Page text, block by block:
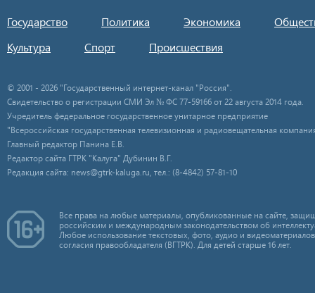
Государство Политика Экономика
Культура
Спорт Происшествия
© 2001 - 2026 "Государственный интернет-канал "Россия".
Свидетельство о регистрации СМИ Эл № ФС 77-59166 от 22 августа 2014 года.
Учредитель федеральное государственное унитарное предприятие
"Всероссийская государственная телевизионная и радиовещательная
Главный редактор Панина Е.В.
Редактор сайта ГТРК "Калуга" Дубинин В.Г.
Редакция сайта: news@gtrk-kaluga.ru, тел.: (8-4842) 57-81-10
Все права на любые материалы, опубликованные на сайте,
российским и международным законодательством об
Любое использование текстовых, фото, аудио и
согласия правообладателя (ВГТРК). Для детей старше 16 лет.